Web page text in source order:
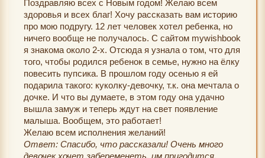
Поздравляю всех с Новым годом! Желаю всем
здоровья и всех благ! Хочу рассказать вам историю
про мою подругу. 12 лет человек хотел ребенка, но
ничего вообще не получалось. С сайтом mywishbook
я знакома около 2-х. Отсюда я узнала о том, что для
того, чтобы родился ребенок в семье, нужно на ёлку
повесить пупсика. В прошлом году осенью я ей
подарила такого: куколку-девочку, т.к. она мечтала о
дочке. И что вы думаете, в этом году она удачно
вышла замуж и теперь ждут на свет появление
малыша. Вообщем, это работает!
Желаю всем исполнения желаний!
Ответ: Спасибо, что рассказали! Очень много